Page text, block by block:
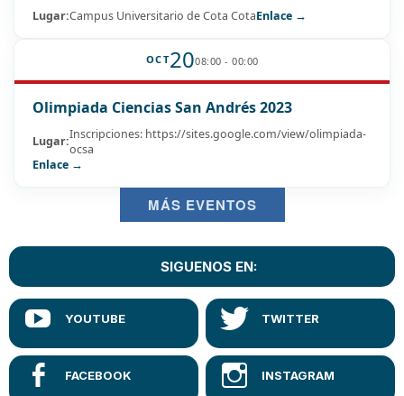
Lugar:Campus Universitario de Cota CotaEnlace →
OCT2008:00 - 00:00
Olimpiada Ciencias San Andrés 2023
Lugar:Inscripciones: https://sites.google.com/view/olimpiada-
ocsa
Enlace →
MÁS EVENTOS
SIGUENOS EN: